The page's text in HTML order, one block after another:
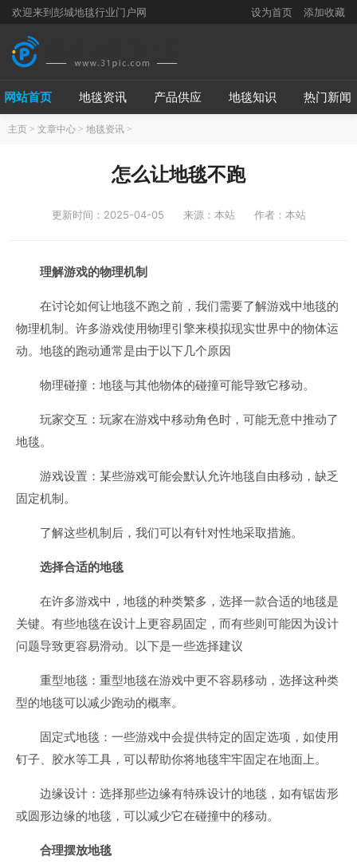
欢迎来到彭城地毯行业门户网 设为首页 添加收藏
网站首页 地毯资讯 产品供应 地毯知识 热门新闻
主页 > 文章中心 > 地毯资讯 >
怎么让地毯不跑
更新时间：2025-04-05 来源：本站 作者：本站
理解游戏的物理机制
在讨论如何让地毯不跑之前，我们需要了解游戏中地毯的
物理机制。许多游戏使用物理引擎来模拟现实世界中的物体运
动。地毯的跑动通常是由于以下几个原因
物理碰撞：地毯与其他物体的碰撞可能导致它移动。
玩家交互：玩家在游戏中移动角色时，可能无意中推动了
地毯。
游戏设置：某些游戏可能会默认允许地毯自由移动，缺乏
固定机制。
了解这些机制后，我们可以有针对性地采取措施。
选择合适的地毯
在许多游戏中，地毯的种类繁多，选择一款合适的地毯是
关键。有些地毯在设计上更容易固定，而有些则可能因为设计
问题导致更容易滑动。以下是一些选择建议
重型地毯：重型地毯在游戏中更不容易移动，选择这种类
型的地毯可以减少跑动的概率。
固定式地毯：一些游戏中会提供特定的固定选项，如使用
钉子、胶水等工具，可以帮助你将地毯牢牢固定在地面上。
边缘设计：选择那些边缘有特殊设计的地毯，如有锯齿形
或圆形边缘的地毯，可以减少它在碰撞中的移动。
合理摆放地毯